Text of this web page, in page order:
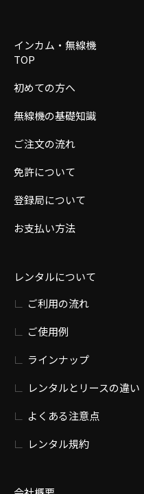
インカム・無線機
TOP
初めての方へ
無線機の基礎知識
ご注文の流れ
免許について
登録局について
お支払い方法
レンタルについて
ご利用の流れ
ご使用例
ラインナップ
レンタルとリースの違い
よくある注意点
レンタル規約